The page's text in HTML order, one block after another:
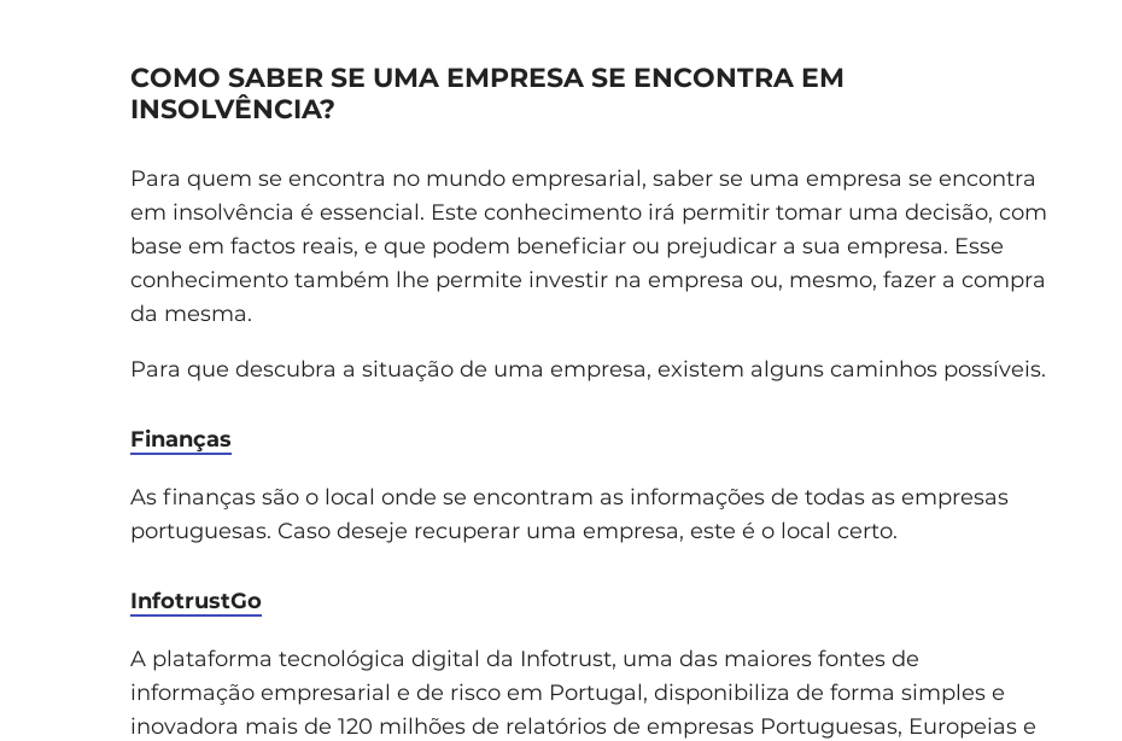
COMO SABER SE UMA EMPRESA SE ENCONTRA EM
INSOLVÊNCIA?
Para quem se encontra no mundo empresarial, saber se uma empresa se encontra
em insolvência é essencial. Este conhecimento irá permitir tomar uma decisão, com
base em factos reais, e que podem beneficiar ou prejudicar a sua empresa. Esse
conhecimento também lhe permite investir na empresa ou, mesmo, fazer a compra
da mesma.
Para que descubra a situação de uma empresa, existem alguns caminhos possíveis.
Finanças
As finanças são o local onde se encontram as informações de todas as empresas
portuguesas. Caso deseje recuperar uma empresa, este é o local certo.
InfotrustGo
A plataforma tecnológica digital da Infotrust, uma das maiores fontes de
informação empresarial e de risco em Portugal, disponibiliza de forma simples e
inovadora mais de 120 milhões de relatórios de empresas Portuguesas, Europeias e